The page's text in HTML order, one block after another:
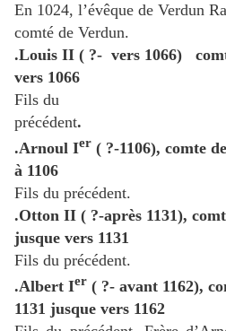
En 1024, l’évêque de Verdun
comté de Verdun.
.Louis II ( ?- vers 1066)
vers 1066
Fils du
précédent.
.Arnoul Ier ( ?-1106), comte
à 1106
Fils du précédent.
.Otton II ( ?-après 1131),
jusque vers 1131
Fils du précédent.
.Albert Ier ( ?- avant 1162),
1131 jusque vers 1162